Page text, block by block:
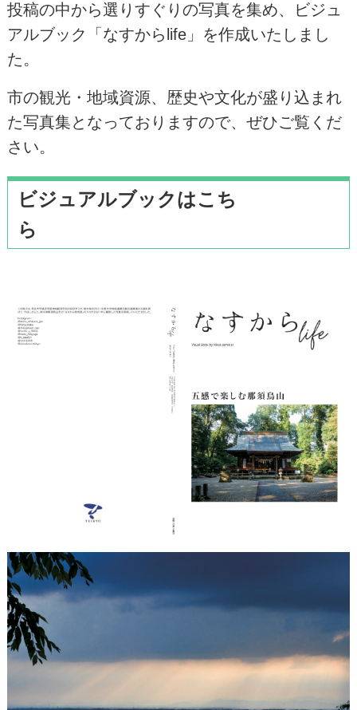
投稿の中から選りすぐりの写真を集め、ビジュ
アルブック「なすからlife」を作成いたしまし
た。
市の観光・地域資源、歴史や文化が盛り込まれ
た写真集となっておりますので、ぜひご覧くだ
さい。
ビジュアルブックはこち
ら